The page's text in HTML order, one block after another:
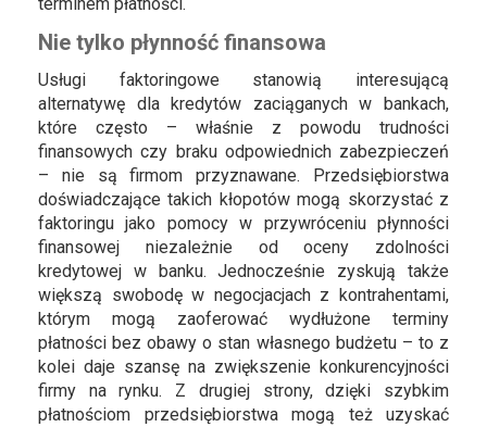
Nie tylko płynność finansowa
Usługi faktoringowe stanowią interesującą
alternatywę dla kredytów zaciąganych w bankach,
które często – właśnie z powodu trudności
finansowych czy braku odpowiednich zabezpieczeń
– nie są firmom przyznawane. Przedsiębiorstwa
doświadczające takich kłopotów mogą skorzystać z
faktoringu jako pomocy w przywróceniu płynności
finansowej niezależnie od oceny zdolności
kredytowej w banku. Jednocześnie zyskują także
większą swobodę w negocjacjach z kontrahentami,
którym mogą zaoferować wydłużone terminy
płatności bez obawy o stan własnego budżetu – to z
kolei daje szansę na zwiększenie konkurencyjności
firmy na rynku. Z drugiej strony, dzięki szybkim
płatnościom przedsiębiorstwa mogą też uzyskać